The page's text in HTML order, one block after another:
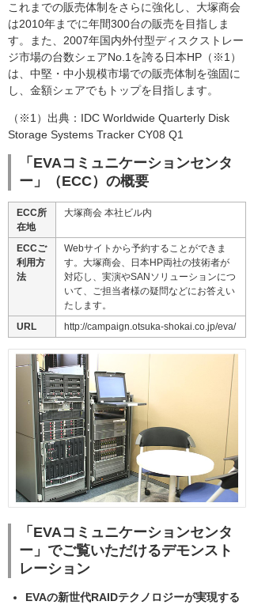
これまでの販売体制をさらに強化し、大塚商会
は2010年までに年間300台の販売を目指しま
す。また、2007年国内外付型ディスクストレー
ジ市場の台数シェアNo.1を誇る日本HP（※1）
は、中堅・中小規模市場での販売体制を強固に
し、金額シェアでもトップを目指します。
（※1）出典：IDC Worldwide Quarterly Disk
Storage Systems Tracker CY08 Q1
「EVAコミュニケーションセンタ
ー」（ECC）の概要
ECC所
在地
大塚商会 本社ビル内
ECCご
利用方
法
Webサイトから予約することができま
す。大塚商会、日本HP両社の技術者が
対応し、実演やSANソリューションにつ
いて、ご担当者様の疑問などにお答えい
たします。
URL
http://campaign.otsuka-shokai.co.jp/eva/
「EVAコミュニケーションセンタ
ー」でご覧いただけるデモンスト
レーション
EVAの新世代RAIDテクノロジーが実現する